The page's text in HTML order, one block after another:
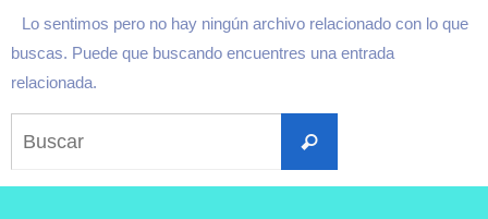
Lo sentimos pero no hay ningún archivo relacionado con lo que
buscas. Puede que buscando encuentres una entrada
relacionada.
Buscar